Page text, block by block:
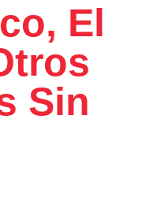
El
Sin